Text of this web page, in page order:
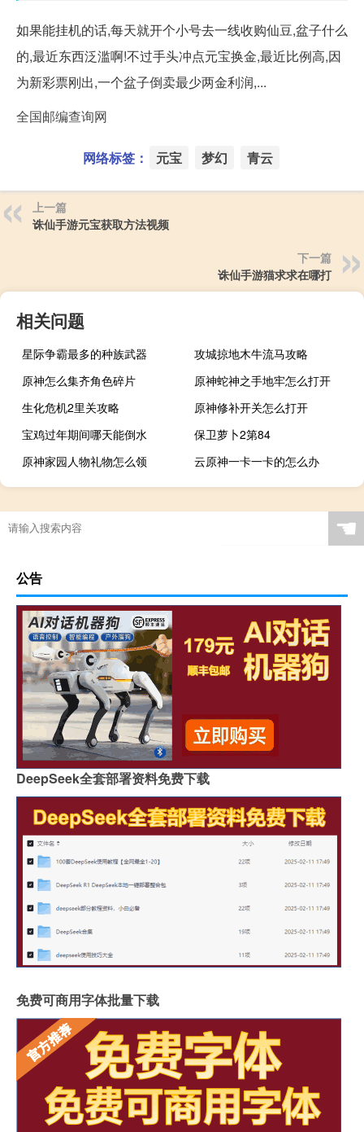
如果能挂机的话,每天就开个小号去一线收购仙豆,盆子什么
的,最近东西泛滥啊!不过手头冲点元宝换金,最近比例高,因
为新彩票刚出,一个盆子倒卖最少两金利润,...
全国邮编查询网
网络标签： 元宝 梦幻 青云
上一篇
诛仙手游元宝获取方法视频
下一篇
诛仙手游猫求求在哪打
相关问题
星际争霸最多的种族武器
攻城掠地木牛流马攻略
原神怎么集齐角色碎片
原神蛇神之手地牢怎么打开
生化危机2里关攻略
原神修补开关怎么打开
宝鸡过年期间哪天能倒水
保卫萝卜2第84
原神家园人物礼物怎么领
云原神一卡一卡的怎么办
☚
公告
DeepSeek全套部署资料免费下载
免费可商用字体批量下载